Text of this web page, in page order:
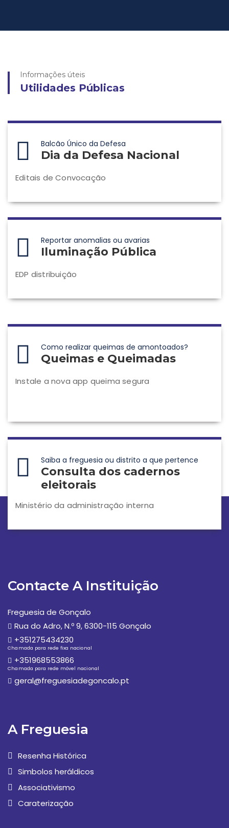
Informações úteis
Utilidades Públicas
Balcão Único da Defesa
Dia da Defesa Nacional
Editais de Convocação
Reportar anomalias ou avarias
Iluminação Pública
EDP distribuição
Como realizar queimas de amontoados?
Queimas e Queimadas
Instale a nova app queima segura
Saiba a freguesia ou distrito a que pertence
Consulta dos cadernos
eleitorais
Ministério da administração interna
Contacte A Instituição
Freguesia de Gonçalo
Rua do Adro, N.º 9, 6300-115 Gonçalo
+351275434230
Chamada para rede fixa nacional
+351968553866
Chamada para rede móvel nacional
geral@freguesiadegoncalo.pt
A Freguesia
Resenha Histórica
Simbolos heráldicos
Associativismo
Caraterização